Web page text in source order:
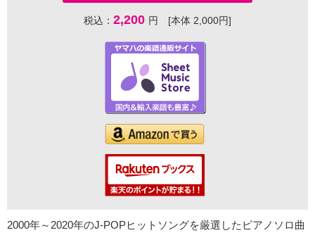
税込： 2,200 円 [本体 2,000円]
2000年～2020年のJ-POPヒットソングを厳選したピアノソロ曲